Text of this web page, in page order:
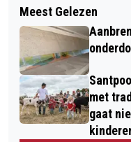
Meest Gelezen
met
gaat